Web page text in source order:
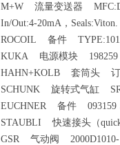
M+W 流量变送器 MFC:D-
In/Out:4-20mA，Seals:Viton.
ROCOIL 备件
KUKA 电源模块 198259
HAHN+KOLB 套筒头 订
SCHUNK 旋转式气缸
EUCHNER 备件 093159
STAUBLI 快速接头（
GSR 气动阀 2000D1010-